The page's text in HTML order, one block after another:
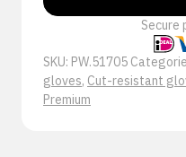
handschoen
Secure
SKU: PW.51705
gloves, Cut-resistant
Premium